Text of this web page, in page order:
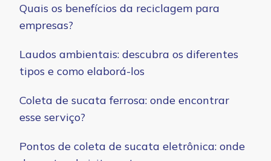
Quais os benefícios da reciclagem para
empresas?
Laudos ambientais: descubra os diferentes
tipos e como elaborá-los
Coleta de sucata ferrosa: onde encontrar
esse serviço?
Pontos de coleta de sucata eletrônica: onde